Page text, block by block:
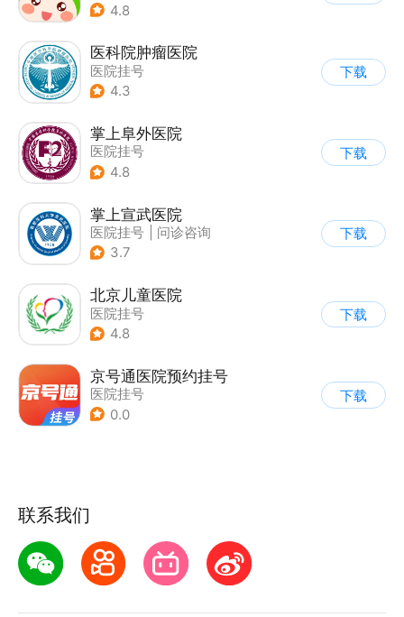
4.8
医科院肿瘤医院
医院挂号
4.3
下载
掌上阜外医院
医院挂号
4.8
下载
掌上宣武医院
医院挂号
问诊咨询
3.7
下载
北京儿童医院
医院挂号
4.8
下载
京号通医院预约挂号
医院挂号
0.0
下载
联系我们